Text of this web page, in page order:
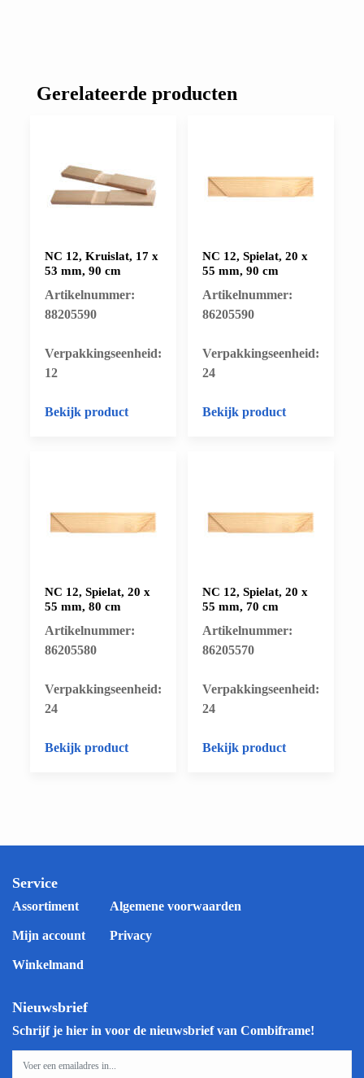
Gerelateerde producten
NC 12, Kruislat, 17 x
53 mm, 90 cm
Artikelnummer:
88205590
​Verpakkingseenheid:
12
Bekijk product
NC 12, Spielat, 20 x
55 mm, 90 cm
Artikelnummer:
86205590
​Verpakkingseenheid:
24
Bekijk product
NC 12, Spielat, 20 x
55 mm, 80 cm
Artikelnummer:
86205580
​Verpakkingseenheid:
24
Bekijk product
NC 12, Spielat, 20 x
55 mm, 70 cm
Artikelnummer:
86205570
​Verpakkingseenheid:
24
Bekijk product
Service
Assortiment
Mijn account
Winkelmand
Algemene voorwaarden
Privacy
Nieuwsbrief
Schrijf je hier in voor de nieuwsbrief van Combiframe!